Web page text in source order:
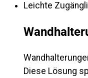
Leichte
Diese Lösung